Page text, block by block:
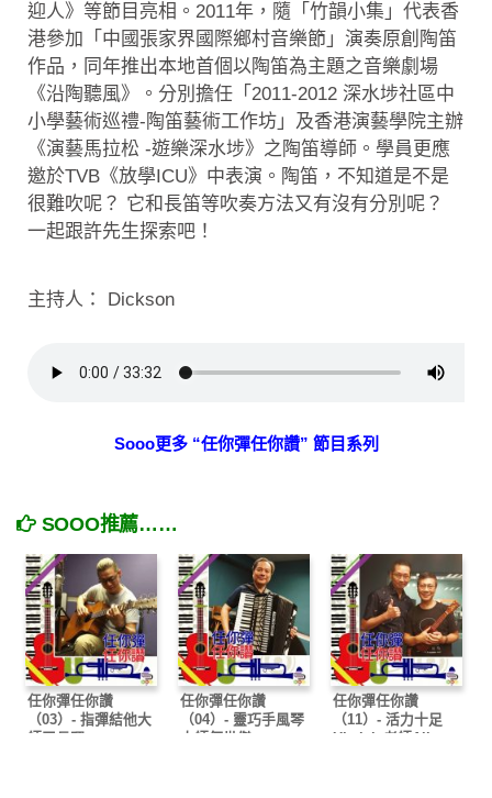
迎人》等節目亮相。2011年，隨「竹韻小集」代表香
港參加「中國張家界國際鄉村音樂節」演奏原創陶笛
作品，同年推出本地首個以陶笛為主題之音樂劇場
《沿陶聽風》。分別擔任「2011-2012 深水埗社區中
小學藝術巡禮-陶笛藝術工作坊」及香港演藝學院主辦
《演藝馬拉松 -遊樂深水埗》之陶笛導師。學員更應
邀於TVB《放學ICU》中表演。陶笛，不知道是不是
很難吹呢？ 它和長笛等吹奏方法又有沒有分別呢？
一起跟許先生探索吧！
主持人： Dickson
Sooo更多 “任你彈任你讚” 節目系列
SOOO推薦……
任你彈任你讚
（03）- 指彈結他大
師王長暉
任你彈任你讚
（04）- 靈巧手風琴
大師何世傑
任你彈任你讚
（11）- 活力十足
Ukulele老師Allen